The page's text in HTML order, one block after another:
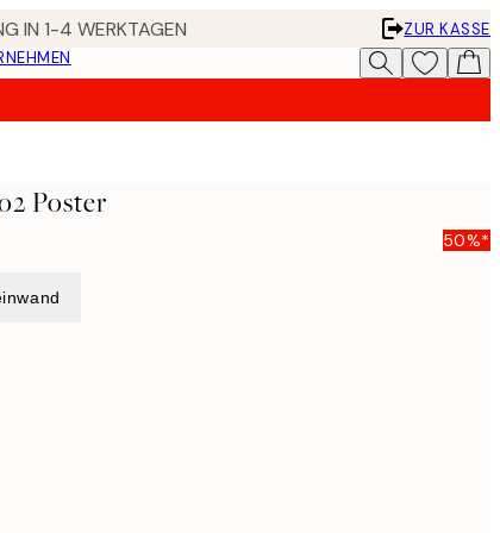
IN 1-4 WERKTAGEN
ZUR KASSE
Poster
50%*